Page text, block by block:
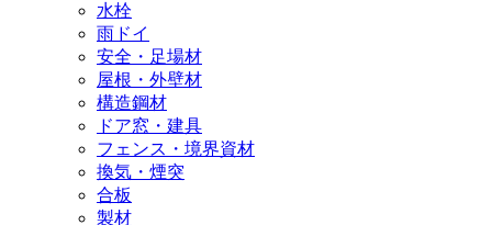
水栓
雨ドイ
安全・足場材
屋根・外壁材
構造鋼材
ドア窓・建具
フェンス・境界資材
換気・煙突
合板
製材